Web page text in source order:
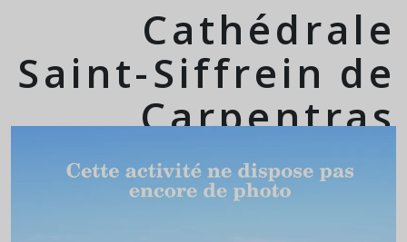
Cathédrale
Saint-Siffrein de
Carpentras